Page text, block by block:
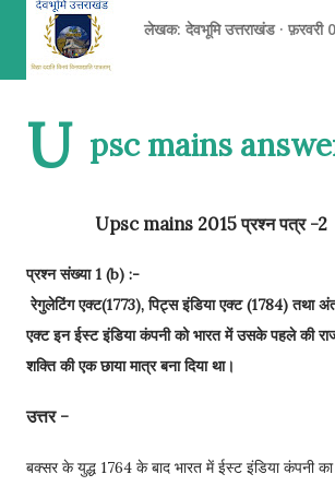
लेखक: देवभूमि उत्तराखंड फ़रवरी
U psc mains
Upsc mains 2015 प्रश्न पत्र -2
प्रश्न संख्या 1 (b) :-
रेगुलेटिंग एक्ट(1773), पिट्स इंडिया एक्ट (1784) तथा
एक्ट इन ईस्ट इंडिया कंपनी को भारत में उसके पहले की
शक्ति की एक छाया मात्र बना दिया था।
उत्तर -
बक्सर के युद्ध 1764 के बाद भारत में ईस्ट इंडिया कंपनी का